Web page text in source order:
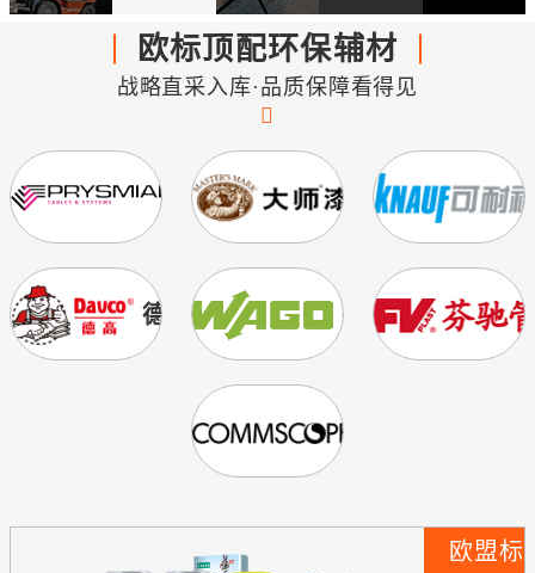
欧标顶配环保辅材
战略直采入库·品质保障看得见
普睿司曼 美国大师漆
德高 德国WAGO
欧盟标